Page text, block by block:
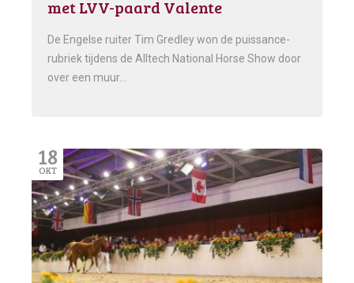
met LVV-paard Valente
De Engelse ruiter Tim Gredley won de puissance-
rubriek tijdens de Alltech National Horse Show door
over een muur…
18
OKT